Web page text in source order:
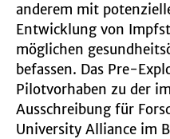
anderem mit
Entwicklung von
möglichen
befassen. Das Pre-
Pilotvorhaben zu der
Ausschreibung für
University Alliance im